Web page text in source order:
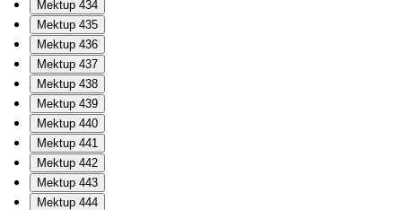
Mektup 434
Mektup 435
Mektup 436
Mektup 437
Mektup 438
Mektup 439
Mektup 440
Mektup 441
Mektup 442
Mektup 443
Mektup 444